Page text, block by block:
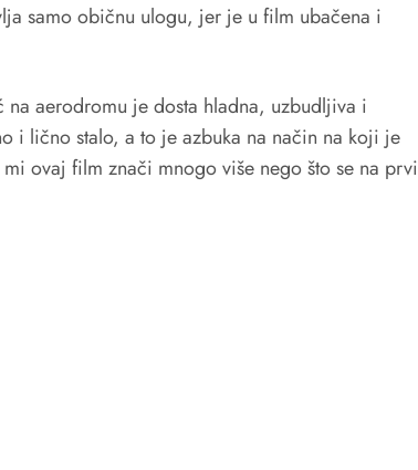
samo običnu ulogu, jer je u film ubačena i
aerodromu je dosta hladna, uzbudljiva i
i lično stalo, a to je azbuka na način na koji je
ovaj film znači mnogo više nego što se na prvi